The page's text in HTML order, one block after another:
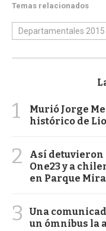
Temas relacionados
Departamentales 2015
1
Murió Jorge
histórico de
2
Así detuvieron
One23 y a
en Parque
3
Una
un ómnibus la